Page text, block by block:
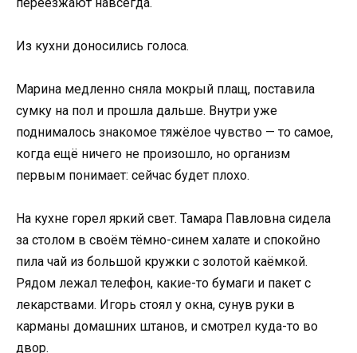
Из кухни доносились голоса.
Марина медленно сняла мокрый плащ, поставила
сумку на пол и прошла дальше. Внутри уже
поднималось знакомое тяжёлое чувство — то самое,
когда ещё ничего не произошло, но организм
первым понимает: сейчас будет плохо.
На кухне горел яркий свет. Тамара Павловна сидела
за столом в своём тёмно-синем халате и спокойно
пила чай из большой кружки с золотой каёмкой.
Рядом лежал телефон, какие-то бумаги и пакет с
лекарствами. Игорь стоял у окна, сунув руки в
карманы домашних штанов, и смотрел куда-то во
двор.